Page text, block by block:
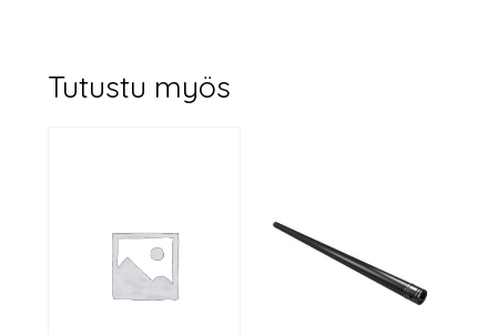
Tutustu myös